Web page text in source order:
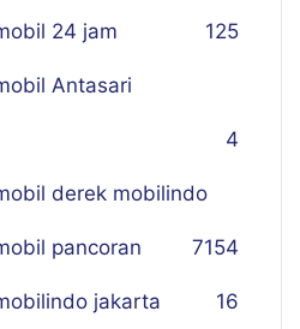
24 jam 125
Antasari
4
derek mobilindo
154
pancoran 7
jakarta 16